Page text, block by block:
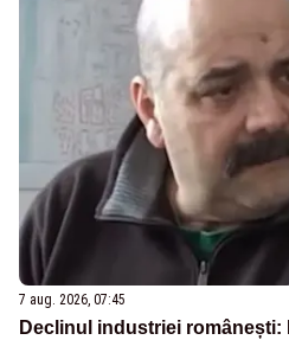
7 aug. 2026, 07:45
Declinul industriei